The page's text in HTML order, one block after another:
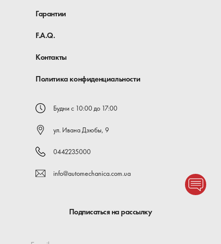
Гарантии
F.A.Q.
Контакты
Политика конфиденциальности
Будни с 10:00 до 17:00
ул. Ивана Дзюбы, 9
0442235000
info@automechanica.com.ua
Подписаться на рассылку